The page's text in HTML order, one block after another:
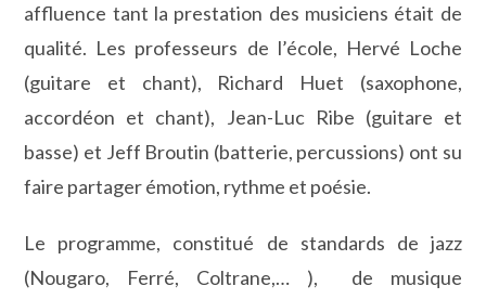
affluence tant la prestation des musiciens était de
qualité. Les professeurs de l’école, Hervé Loche
(guitare et chant), Richard Huet (saxophone,
accordéon et chant), Jean-Luc Ribe (guitare et
basse) et Jeff Broutin (batterie, percussions) ont su
faire partager émotion, rythme et poésie.
Le programme, constitué de standards de jazz
(Nougaro, Ferré, Coltrane,… ), de musique